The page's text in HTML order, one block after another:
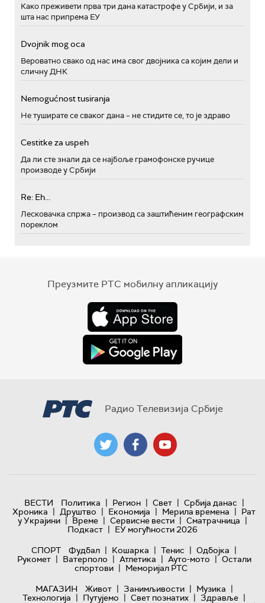
Како преживети прва три дана катастрофе у Србији, и за
шта нас припрема ЕУ
Dvojnik mog oca
Вероватно свако од нас има свог двојника са којим дели и
сличну ДНК
Nemogućnost tusiranja
Не туширате се сваког дана – не стидите се, то је здраво
Cestitke za uspeh
Да ли сте знали да се најбоље грамофонске ручице
производе у Србији
Re: Eh...
Лесковачка спржа – производ са заштићеним географским
пореклом
Преузмите РТС мобилну апликацију
Радио Телевизија Србије
ВЕСТИ Политика | Регион | Свет | Србија данас |
Хроника | Друштво | Економија | Мерила времена | Рат
у Украјини | Време | Сервисне вести | Сматрачница |
Подкаст | ЕУ могућности 2026
СПОРТ
Фудбал | Кошарка | Тенис | Одбојка |
Рукомет | Ватерполо | Атлетика | Ауто-мото | Остали
спортови | Меморијал РТС
МАГАЗИН
Живот | Занимљивости | Музика |
Технологијa | Путујемо | Свет познатих | Здравље |